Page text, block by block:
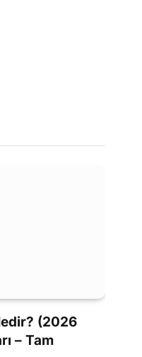
(2026
– Tam